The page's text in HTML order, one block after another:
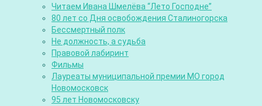
Читаем Ивана Шмелёва “Лето Господне”
80 лет со Дня освобождения Сталиногорска
Бессмертный полк
Не должность, а судьба
Правовой лабиринт
Фильмы
Лауреаты муниципальной премии МО город
Новомосковск
95 лет Новомосковску